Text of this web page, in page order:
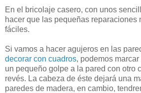
En el bricolaje casero, con unos
hacer que las pequeñas reparaciones
fáciles.
Si vamos a hacer agujeros en las
decorar con cuadros, podemos
un pequeño golpe a la pared con otro
revés. La cabeza de éste dejará una
paredes de madera, en cambio,